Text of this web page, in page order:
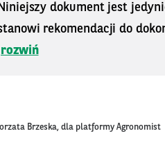
Niniejszy dokument jest
rekomendacji do
rozwiń
Brzeska, dla platformy Agronomist